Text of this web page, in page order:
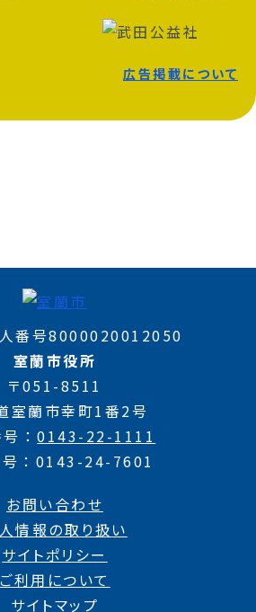
広告掲載について
番号8000020012050
室蘭市役所
〒051-8511
室蘭市幸町1番2号
0143-22-1111
0143-24-7601
お問い合わせ
情報の取り扱い
サイトポリシー
ご利用について
サイトマップ